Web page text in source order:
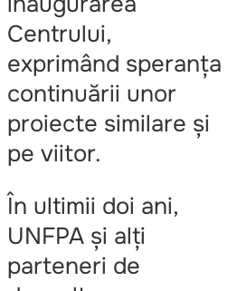
Centrului,
exprimând speranța
continuării unor
proiecte similare și
pe viitor.
În ultimii doi ani,
UNFPA și alți
parteneri de